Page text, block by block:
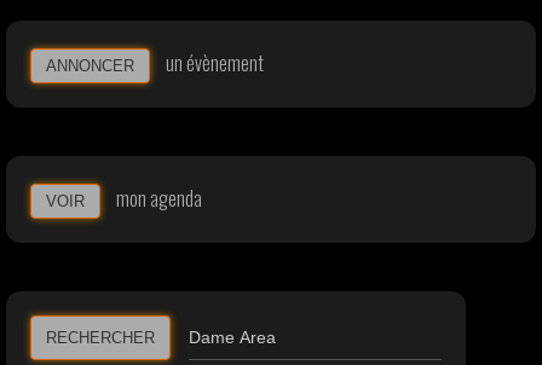
ANNONCER un évènement
VOIR mon agenda
RECHERCHER